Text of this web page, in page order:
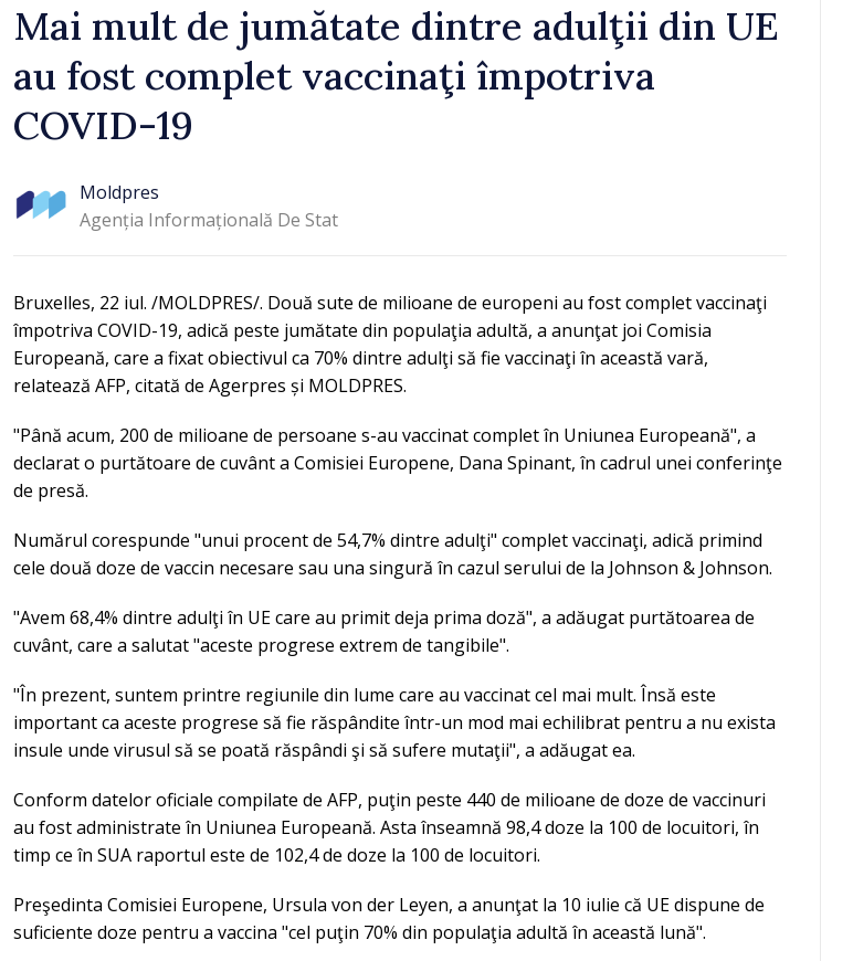
Mai mult de jumătate dintre adulţii din UE
au fost complet vaccinaţi împotriva
COVID-19
Moldpres
Agenția Informațională De Stat
Bruxelles, 22 iul. /MOLDPRES/. Două sute de milioane de europeni au fost complet vaccinaţi
împotriva COVID-19, adică peste jumătate din populaţia adultă, a anunţat joi Comisia
Europeană, care a fixat obiectivul ca 70% dintre adulţi să fie vaccinaţi în această vară,
relatează AFP, citată de Agerpres și MOLDPRES.
"Până acum, 200 de milioane de persoane s-au vaccinat complet în Uniunea Europeană", a
declarat o purtătoare de cuvânt a Comisiei Europene, Dana Spinant, în cadrul unei conferinţe
de presă.
Numărul corespunde "unui procent de 54,7% dintre adulţi" complet vaccinaţi, adică primind
cele două doze de vaccin necesare sau una singură în cazul serului de la Johnson & Johnson.
"Avem 68,4% dintre adulţi în UE care au primit deja prima doză", a adăugat purtătoarea de
cuvânt, care a salutat "aceste progrese extrem de tangibile".
"În prezent, suntem printre regiunile din lume care au vaccinat cel mai mult. Însă este
important ca aceste progrese să fie răspândite într-un mod mai echilibrat pentru a nu exista
insule unde virusul să se poată răspândi şi să sufere mutaţii", a adăugat ea.
Conform datelor oficiale compilate de AFP, puţin peste 440 de milioane de doze de vaccinuri
au fost administrate în Uniunea Europeană. Asta înseamnă 98,4 doze la 100 de locuitori, în
timp ce în SUA raportul este de 102,4 de doze la 100 de locuitori.
Preşedinta Comisiei Europene, Ursula von der Leyen, a anunţat la 10 iulie că UE dispune de
suficiente doze pentru a vaccina "cel puţin 70% din populaţia adultă în această lună".